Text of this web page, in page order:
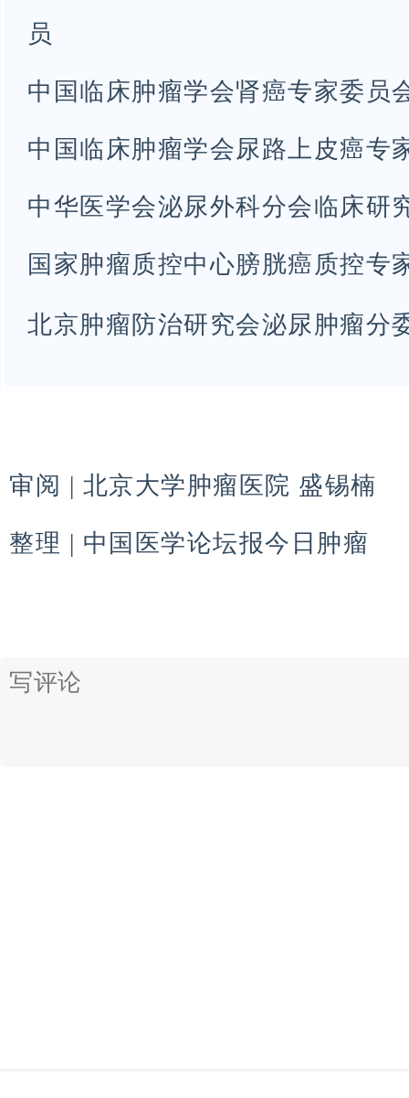
员
中国临床肿瘤学会肾癌专家委员
中国临床肿瘤学会尿路上皮癌专
中华医学会泌尿外科分会临床研
国家肿瘤质控中心膀胱癌质控专
北京肿瘤防治研究会泌尿肿瘤分
审阅 | 北京大学肿瘤医院 盛锡楠
整理 | 中国医学论坛报今日肿瘤